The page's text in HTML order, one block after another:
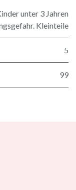
unter 3 Jahren
Kleinteile
5
99